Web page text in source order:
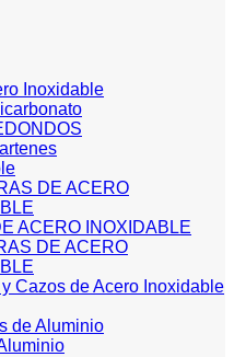
Inoxidable
DE ACERO
ACERO INOXIDABLE
DE ACERO
Cazos de Acero Inoxidable
de Aluminio